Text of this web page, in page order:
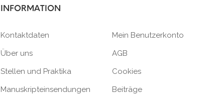
INFORMATION
Kontaktdaten
Über uns
Stellen und Praktika
Manuskripteinsendungen
Mein Benutzerkonto
AGB
Cookies
Beiträge